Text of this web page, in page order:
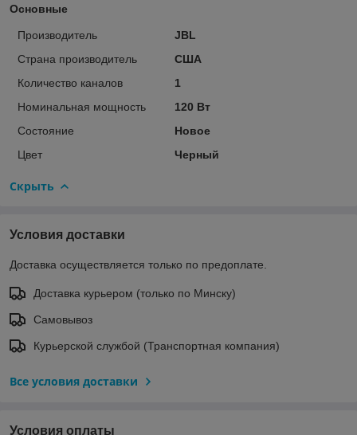
Основные
Производитель
JBL
Страна производитель
США
Количество каналов
1
Номинальная мощность
120 Вт
Состояние
Новое
Цвет
Черный
Скрыть
Условия доставки
Доставка осуществляется только по предоплате.
Доставка курьером (только по Минску)
Самовывоз
Курьерской службой (Транспортная компания)
Все условия доставки
Условия оплаты